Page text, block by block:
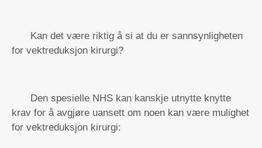
Kan det være riktig å si at du er sannsynligheten
for vektreduksjon kirurgi?
Den spesielle NHS kan kanskje utnytte knytte
krav for å avgjøre uansett om noen kan være mulighet
for vektreduksjon kirurgi: